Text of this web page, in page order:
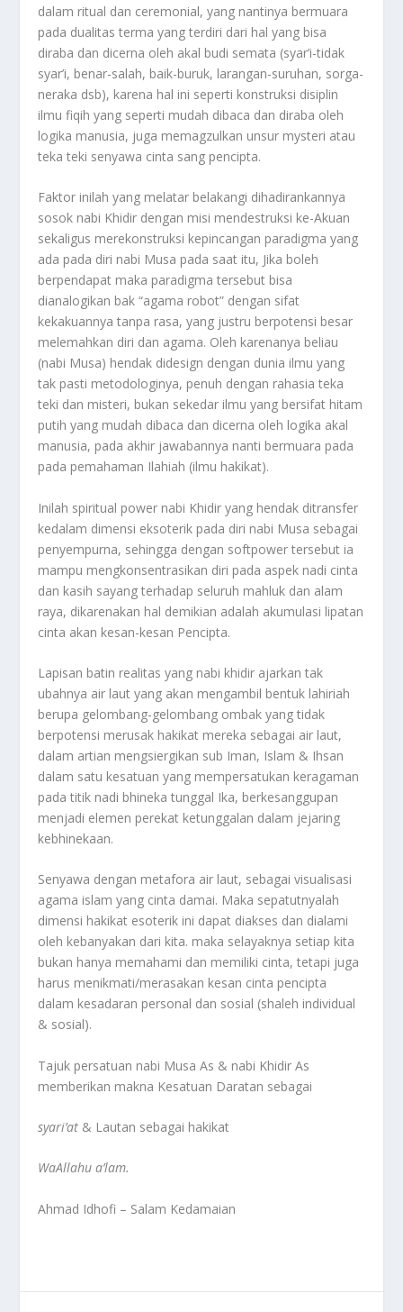
dalam ritual dan ceremonial, yang nantinya bermuara
pada dualitas terma yang terdiri dari hal yang bisa
diraba dan dicerna oleh akal budi semata (syar’i-tidak
syar’i, benar-salah, baik-buruk, larangan-suruhan, sorga-
neraka dsb), karena hal ini seperti konstruksi disiplin
ilmu fiqih yang seperti mudah dibaca dan diraba oleh
logika manusia, juga memagzulkan unsur mysteri atau
teka teki senyawa cinta sang pencipta.
Faktor inilah yang melatar belakangi dihadirankannya
sosok nabi Khidir dengan misi mendestruksi ke-Akuan
sekaligus merekonstruksi kepincangan paradigma yang
ada pada diri nabi Musa pada saat itu, Jika boleh
berpendapat maka paradigma tersebut bisa
dianalogikan bak “agama robot” dengan sifat
kekakuannya tanpa rasa, yang justru berpotensi besar
melemahkan diri dan agama. Oleh karenanya beliau
(nabi Musa) hendak didesign dengan dunia ilmu yang
tak pasti metodologinya, penuh dengan rahasia teka
teki dan misteri, bukan sekedar ilmu yang bersifat hitam
putih yang mudah dibaca dan dicerna oleh logika akal
manusia, pada akhir jawabannya nanti bermuara pada
pada pemahaman Ilahiah (ilmu hakikat).
Inilah spiritual power nabi Khidir yang hendak ditransfer
kedalam dimensi eksoterik pada diri nabi Musa sebagai
penyempurna, sehingga dengan softpower tersebut ia
mampu mengkonsentrasikan diri pada aspek nadi cinta
dan kasih sayang terhadap seluruh mahluk dan alam
raya, dikarenakan hal demikian adalah akumulasi lipatan
cinta akan kesan-kesan Pencipta.
Lapisan batin realitas yang nabi khidir ajarkan tak
ubahnya air laut yang akan mengambil bentuk lahiriah
berupa gelombang-gelombang ombak yang tidak
berpotensi merusak hakikat mereka sebagai air laut,
dalam artian mengsiergikan sub Iman, Islam & Ihsan
dalam satu kesatuan yang mempersatukan keragaman
pada titik nadi bhineka tunggal Ika, berkesanggupan
menjadi elemen perekat ketunggalan dalam jejaring
kebhinekaan.
Senyawa dengan metafora air laut, sebagai visualisasi
agama islam yang cinta damai. Maka sepatutnyalah
dimensi hakikat esoterik ini dapat diakses dan dialami
oleh kebanyakan dari kita. maka selayaknya setiap kita
bukan hanya memahami dan memiliki cinta, tetapi juga
harus menikmati/merasakan kesan cinta pencipta
dalam kesadaran personal dan sosial (shaleh individual
& sosial).
Tajuk persatuan nabi Musa As & nabi Khidir As
memberikan makna Kesatuan Daratan sebagai
syari’at & Lautan sebagai hakikat
WaAllahu a’lam.
Ahmad Idhofi – Salam Kedamaian